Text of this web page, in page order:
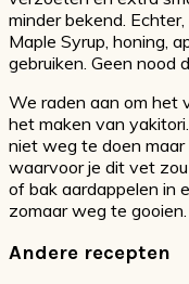
minder bekend.
Maple Syrup, honing,
gebruiken. Geen nood
We raden aan om het
het maken van
niet weg te doen
waarvoor je dit vet zou
of bak aardappelen in
zomaar weg te
Andere recepten